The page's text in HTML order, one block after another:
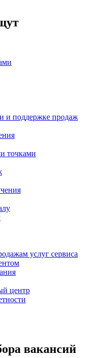
и поддержке продаж
точками
услуг сервиса
центр
вакансий